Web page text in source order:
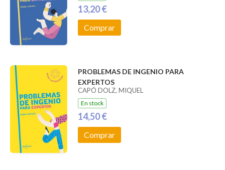
13,20 €
Comprar
PROBLEMAS DE INGENIO PARA
EXPERTOS
CAPÓ DOLZ, MIQUEL
En stock
14,50 €
Comprar